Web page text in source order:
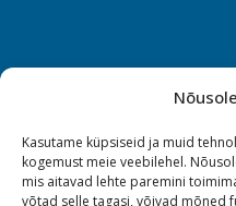
Kasutame küpsiseid ja muid
kogemust meie veebilehel.
mis aitavad lehte paremini
võtad selle tagasi, võivad mõned